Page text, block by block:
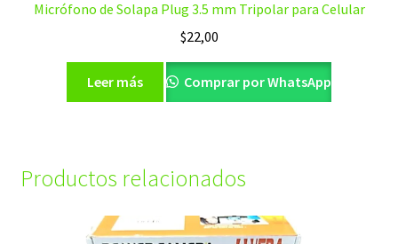
Micrófono de Solapa Plug 3.5 mm Tripolar para Celular
$22,00
Leer más Comprar por WhatsApp
Productos relacionados